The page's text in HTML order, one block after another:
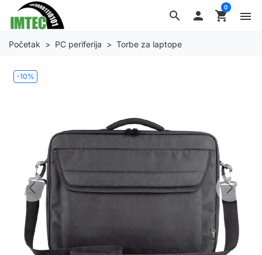
search  shopping_cart
0
menu
Početak PC periferija Torbe za laptope
-10%
Previous Next